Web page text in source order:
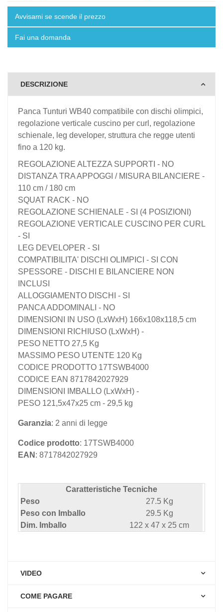
Avvisami se scende il prezzo
Fai una domanda
DESCRIZIONE
Panca Tunturi WB40 compatibile con dischi olimpici,
regolazione verticale cuscino per curl, regolazione
schienale, leg developer, struttura che regge utenti
fino a 120 kg.
REGOLAZIONE ALTEZZA SUPPORTI - NO
DISTANZA TRA APPOGGI / MISURA BILANCIERE -
110 cm / 180 cm
SQUAT RACK - NO
REGOLAZIONE SCHIENALE - SI (4 POSIZIONI)
REGOLAZIONE VERTICALE CUSCINO PER CURL
- SI
LEG DEVELOPER - SI
COMPATIBILITA' DISCHI OLIMPICI - SI CON
SPESSORE - DISCHI E BILANCIERE NON
INCLUSI
ALLOGGIAMENTO DISCHI - SI
PANCA ADDOMINALI - NO
DIMENSIONI IN USO (LxWxH) 166x108x118,5 cm
DIMENSIONI RICHIUSO (LxWxH) -
PESO NETTO 27,5 Kg
MASSIMO PESO UTENTE 120 Kg
CODICE PRODOTTO 17TSWB4000
CODICE EAN 8717842027929
DIMENSIONI IMBALLO (LxWxH) -
PESO 121,5x47x25 cm - 29,5 kg
Garanzia: 2 anni di legge
Codice prodotto: 17TSWB4000
EAN : 8717842027929
Caratteristiche Tecniche
Peso
27.5 Kg
Peso con Imballo
29.5 Kg
Dim. Imballo
122 x 47 x 25 cm
VIDEO
COME PAGARE